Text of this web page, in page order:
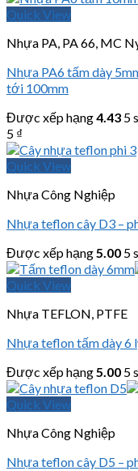
Quick View
Nhựa PA, PA 66, MC
Nhựa PA6 tấm dày
tới 100mm
Được xếp hạng4.43 5
5 ₫
Quick View
Nhựa Công Nghiệp
Nhựa teflon cây D3 –
Được xếp hạng5.00 5
Quick View
Nhựa TEFLON, PTFE
Nhựa teflon tấm dày 6
Được xếp hạng5.00 5
Quick View
Nhựa Công Nghiệp
Nhựa teflon cây D5 –